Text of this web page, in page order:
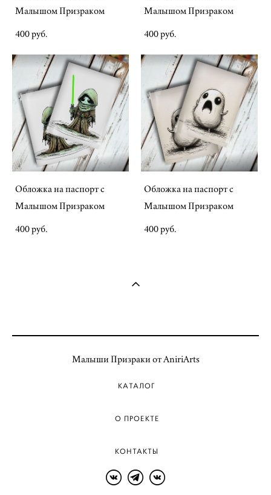
Малышом Призраком
400 pуб.
Малышом Призраком
400 pуб.
Обложка на паспорт с
Малышом Призраком
400 pуб.
Обложка на паспорт с
Малышом Призраком
400 pуб.
Малыши Призраки от AniriArts
КАТАЛОГ
О ПРОЕКТЕ
КОНТАКТЫ